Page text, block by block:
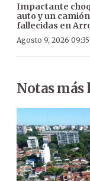
Impactante
auto y un
fallecidas en
Agosto 9, 2026
Notas más